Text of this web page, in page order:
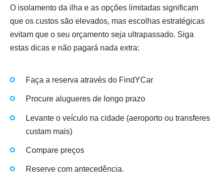
O isolamento da ilha e as opções limitadas significam
que os custos são elevados, mas escolhas estratégicas
evitam que o seu orçamento seja ultrapassado. Siga
estas dicas e não pagará nada extra:
Faça a reserva através do FindYCar
Procure alugueres de longo prazo
Levante o veículo na cidade (aeroporto ou transferes
custam mais)
Compare preços
Reserve com antecedência.